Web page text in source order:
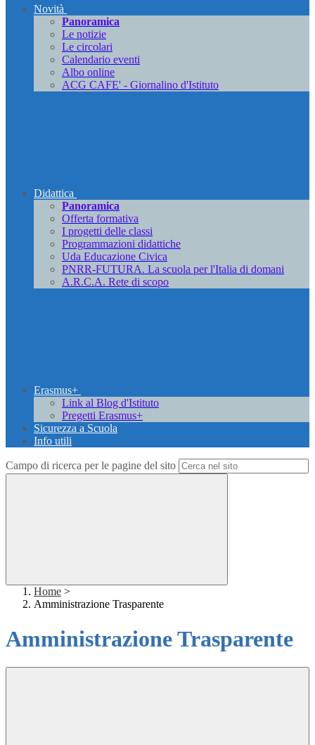
Novità
Panoramica
Le notizie
Le circolari
Calendario eventi
Albo online
ACG CAFE' - Giornalino d'Istituto
Didattica
Panoramica
Offerta formativa
I progetti delle classi
Programmazioni didattiche
Uda Educazione Civica
PNRR-FUTURA. La scuola per l'Italia di domani
A.R.C.A. Rete di scopo
Erasmus+
Link al Blog d'Istituto
Pregetti Erasmus+
Sicurezza a Scuola
Info utili
Campo di ricerca per le pagine del sito
Home >
Amministrazione Trasparente
Amministrazione Trasparente